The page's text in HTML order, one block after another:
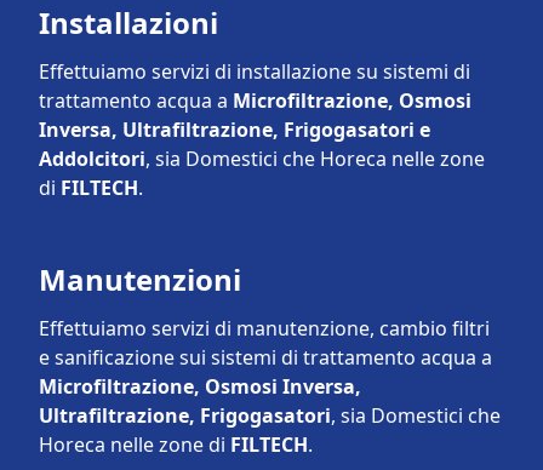
Installazioni
Effettuiamo servizi di installazione su sistemi di
trattamento acqua a Microfiltrazione, Osmosi
Inversa, Ultrafiltrazione, Frigogasatori e
Addolcitori, sia Domestici che Horeca nelle zone
di FILTECH.
Manutenzioni
Effettuiamo servizi di manutenzione, cambio filtri
e sanificazione sui sistemi di trattamento acqua a
Microfiltrazione, Osmosi Inversa,
Ultrafiltrazione, Frigogasatori, sia Domestici che
Horeca nelle zone di FILTECH.